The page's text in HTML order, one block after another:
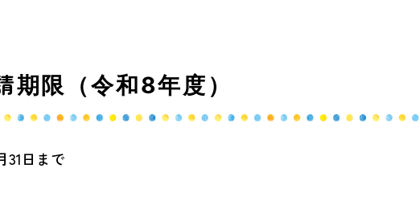
期限（令和8年度）
31日まで